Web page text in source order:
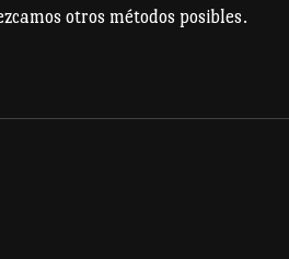
otros métodos posibles.